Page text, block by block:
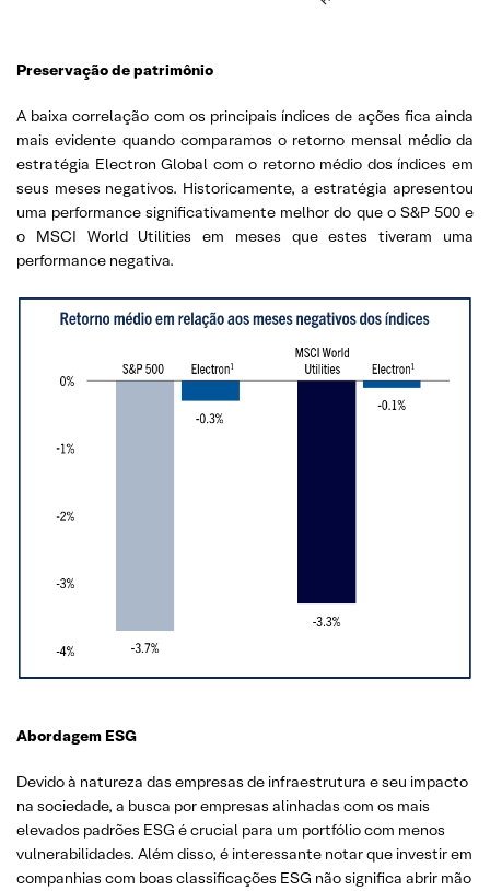
Preservação de patrimônio
A baixa correlação com os principais índices de ações fica ainda
mais evidente quando comparamos o retorno mensal médio da
estratégia Electron Global com o retorno médio dos índices em
seus meses negativos. Historicamente, a estratégia apresentou
uma performance significativamente melhor do que o S&P 500 e
o MSCI World Utilities em meses que estes tiveram uma
performance negativa.
Abordagem ESG
Devido à natureza das empresas de infraestrutura e seu impacto
na sociedade, a busca por empresas alinhadas com os mais
elevados padrões ESG é crucial para um portfólio com menos
vulnerabilidades. Além disso, é interessante notar que investir em
companhias com boas classificações ESG não significa abrir mão